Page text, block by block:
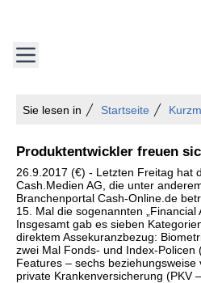
Sie lesen in Startseite
Produktentwickler freuen
26.9.2017 (€) - Letzten Freitag hat
Cash.Medien AG, die unter
Branchenportal Cash-Online.de
15. Mal die sogenannten „Financial
Insgesamt gab es sieben
direktem Assekuranzbezug:
zwei Mal Fonds- und Index-Policen
Features – sechs
private Krankenversicherung (PKV